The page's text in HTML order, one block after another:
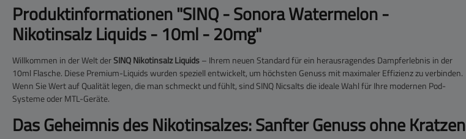
Produktinformationen "SINQ - Sonora Watermelon -
Nikotinsalz Liquids - 10ml - 20mg"
Willkommen in der Welt derSINQ Nikotinsalz Liquids– Ihrem neuen Standard für ein herausragendes Dampferlebnis in der
10ml Flasche. Diese Premium-Liquids wurden speziell entwickelt, um höchsten Genuss mit maximaler Effizienz zu verbinden.
Wenn Sie Wert auf Qualität legen, die man schmeckt und fühlt, sind SINQ Nicsalts die ideale Wahl für Ihre modernen Pod-
Systeme oder MTL-Geräte.
Das Geheimnis des Nikotinsalzes: Sanfter Genuss ohne Kratzen